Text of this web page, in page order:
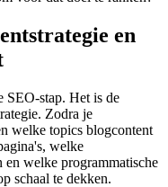
en
SEO-stap. Het is de
Zodra je
welke topics blogcontent
welke
welke programmatische
schaal te dekken.